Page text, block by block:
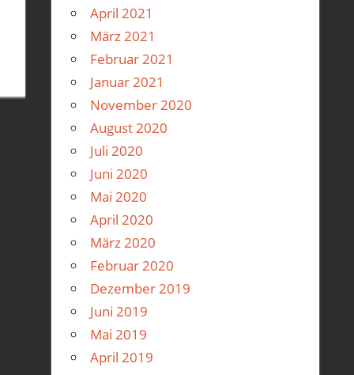
April 2021
März 2021
Februar 2021
Januar 2021
November 2020
August 2020
Juli 2020
Juni 2020
Mai 2020
April 2020
März 2020
Februar 2020
Dezember 2019
Juni 2019
Mai 2019
April 2019